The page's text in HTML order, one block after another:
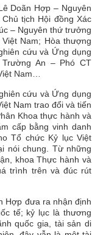
Doãn Hợp – Nguyên
tịch Hội đồng Xác
– Nguyên thứ trưởng
Nam; Hòa thượng
cứu và Ứng dụng
An – Phó CT
Nam…
cứu và Ứng dụng
Nam trao đổi và tiến
Khoa thực hành và
cấp bằng vinh danh
Tổ chức Kỷ lục Việt
nói chung. Từ những
khoa Thực hành và
trình trên và đúc rút
Hợp đưa ra nhận định
tế; kỷ lục là thương
quốc gia, tài sản di